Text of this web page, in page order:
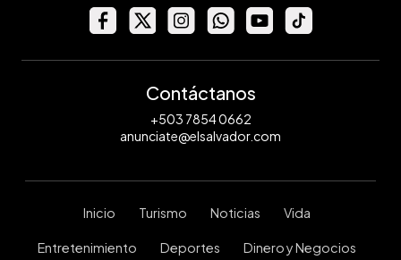
Contáctanos
+503 7854 0662
anunciate@elsalvador.com
Inicio Turismo Noticias Vida
Entretenimiento Deportes Dinero y Negocios